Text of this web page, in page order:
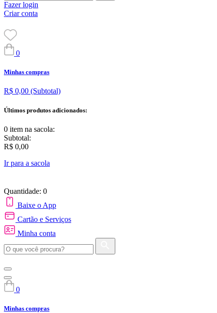
Fazer login
Criar conta
0
Minhas compras
R$ 0,00 (Subtotal)
Últimos produtos adicionados:
0 item na sacola:
Subtotal:
R$ 0,00
Ir para a sacola
Quantidade: 0
Baixe o App
Cartão e Serviços
Minha conta
0
Minhas compras